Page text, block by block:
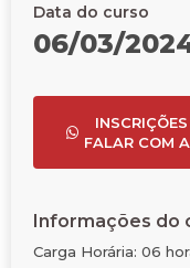
Data do curso
06/03/
FALAR COM
Informações do
Carga Horária: 06